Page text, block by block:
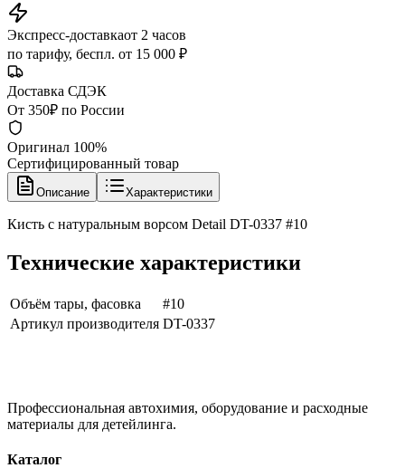
Экспресс-доставкаот 2 часов
по тарифу, беспл. от 15 000 ₽
Доставка СДЭК
От 350₽ по России
Оригинал 100%
Сертифицированный товар
Описание Характеристики
Кисть с натуральным ворсом Detail DT-0337 #10
Технические характеристики
Объём тары, фасовка
#10
Артикул производителя DT-0337
Профессиональная автохимия, оборудование и расходные
материалы для детейлинга.
Каталог